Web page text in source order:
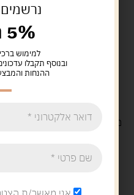
משלוח חינםבקנייה מעל 329 ש"ח
5% הנחה
למימוש
ובנוסף תקבלו
ההנחות